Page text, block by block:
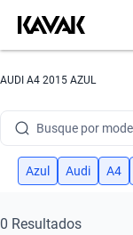
AUDI A4 2015 AZUL
Busque por
Busque por
Azul Audi A4
0 Resultados